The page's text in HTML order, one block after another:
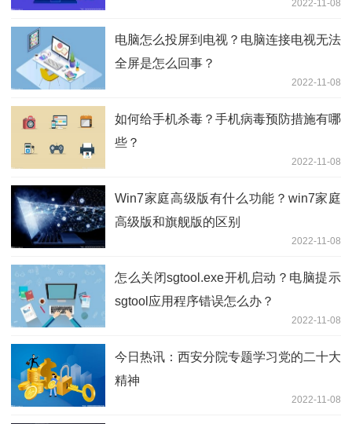
2022-11-08
电脑怎么投屏到电视？电脑连接电视无法
全屏是怎么回事？
2022-11-08
如何给手机杀毒？手机病毒预防措施有哪
些？
2022-11-08
Win7家庭高级版有什么功能？win7家庭
高级版和旗舰版的区别
2022-11-08
怎么关闭sgtool.exe开机启动？电脑提示
sgtool应用程序错误怎么办？
2022-11-08
今日热讯：西安分院专题学习党的二十大
精神
2022-11-08